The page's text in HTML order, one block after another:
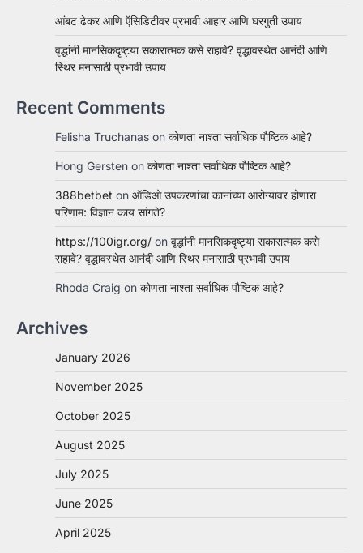
आंबट ढेकर आणि ऍसिडिटीवर प्रभावी आहार आणि घरगुती उपाय
वृद्धांनी मानसिकदृष्ट्या सकारात्मक कसे राहावे? वृद्धावस्थेत आनंदी आणि
स्थिर मनासाठी प्रभावी उपाय
Recent Comments
Felisha Truchanas on कोणता नाश्ता सर्वाधिक पौष्टिक आहे?
Hong Gersten on कोणता नाश्ता सर्वाधिक पौष्टिक आहे?
388betbet on ऑडिओ उपकरणांचा कानांच्या आरोग्यावर होणारा
परिणाम: विज्ञान काय सांगते?
https://100igr.org/ on वृद्धांनी मानसिकदृष्ट्या सकारात्मक कसे
राहावे? वृद्धावस्थेत आनंदी आणि स्थिर मनासाठी प्रभावी उपाय
Rhoda Craig on कोणता नाश्ता सर्वाधिक पौष्टिक आहे?
Archives
January 2026
November 2025
October 2025
August 2025
July 2025
June 2025
April 2025